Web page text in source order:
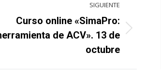
SIGUIENTE
Curso online «SimaPro:
de ACV». 13 de
octubre